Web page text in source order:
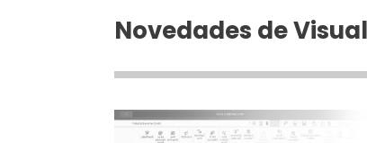
Novedades de